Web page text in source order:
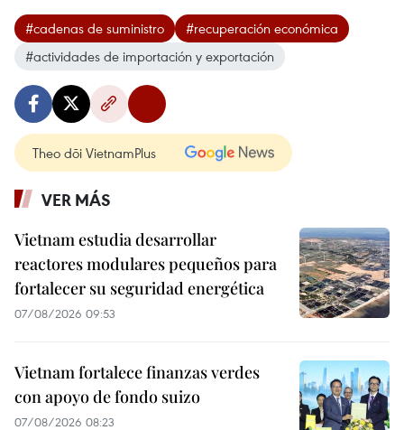
#cadenas de suministro
#recuperación económica
#actividades de importación y exportación
Theo dõi VietnamPlus
VER MÁS
Vietnam estudia desarrollar
reactores modulares pequeños para
fortalecer su seguridad energética
07/08/2026 09:53
Vietnam fortalece finanzas verdes
con apoyo de fondo suizo
07/08/2026 08:23